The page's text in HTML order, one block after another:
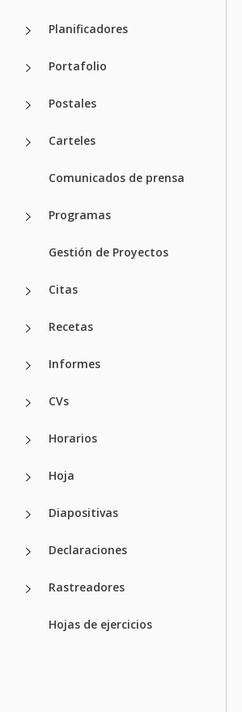
Planificadores
Portafolio
Postales
Carteles
Comunicados de prensa
Programas
Gestión de Proyectos
Citas
Recetas
Informes
CVs
Horarios
Hoja
Diapositivas
Declaraciones
Rastreadores
Hojas de ejercicios